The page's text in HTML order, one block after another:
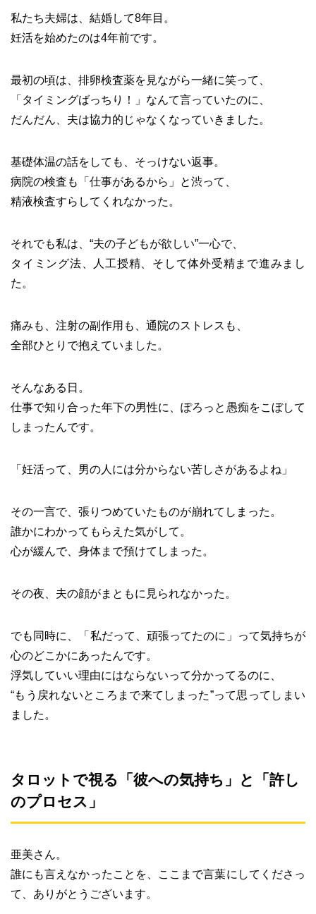
私たち夫婦は、結婚して8年目。
妊活を始めたのは4年前です。
最初の頃は、排卵検査薬を見ながら一緒に笑って、
「タイミングばっちり！」なんて言っていたのに、
だんだん、夫は協力的じゃなくなっていきました。
基礎体温の話をしても、そっけない返事。
病院の検査も「仕事があるから」と渋って、
精液検査すらしてくれなかった。
それでも私は、“夫の子どもが欲しい”一心で、
タイミング法、人工授精、そして体外受精まで進みまし
た。
痛みも、注射の副作用も、通院のストレスも、
全部ひとりで抱えていました。
そんなある日。
仕事で知り合った年下の男性に、ぽろっと愚痴をこぼして
しまったんです。
「妊活って、男の人には分からない苦しさがあるよね」
その一言で、張りつめていたものが崩れてしまった。
誰かにわかってもらえた気がして。
心が緩んで、身体まで預けてしまった。
その夜、夫の顔がまともに見られなかった。
でも同時に、「私だって、頑張ってたのに」って気持ちが
心のどこかにあったんです。
浮気していい理由にはならないって分かってるのに、
“もう戻れないところまで来てしまった”って思ってしまい
ました。
タロットで視る「彼への気持ち」と「許し
のプロセス」
亜美さん。
誰にも言えなかったことを、ここまで言葉にしてくださっ
て、ありがとうございます。